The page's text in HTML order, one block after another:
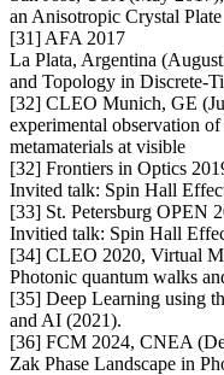
an Anisotropic Crystal Plate
[31] AFA 2017
La Plata, Argentina
and Topology in Discrete-
[32] CLEO Munich, GE
experimental observation
metamaterials at visible
[32] Frontiers in Optics
Invited talk: Spin Hall
[33] St. Petersburg OPEN
Invitied talk: Spin Hall
[34] CLEO 2020, Virtual
Photonic quantum walks
[35] Deep Learning using
and AI (2021).
[36] FCM 2024, CNEA
Zak Phase Landscape in